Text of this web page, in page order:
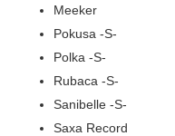
Meeker
Pokusa -S-
Polka -S-
Rubaca -S-
Sanibelle -S-
Saxa Record